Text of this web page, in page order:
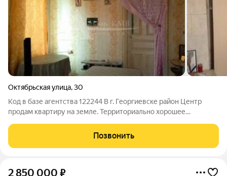
Октябрьская улица,30
Код в базе агентства 122244 В г. Георгиевске район Центр
продам квартиру на земле. Территориально хорошее
магазины. Имеется въезд, небольшой огород. В доме две
смежные комнаты, прихожая, кухня,
Позвонить
2 850 000 ₽